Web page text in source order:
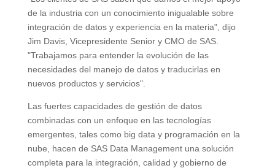
de la industria con un conocimiento inigualable sobre
integración de datos y experiencia en la materia", dijo
Jim Davis, Vicepresidente Senior y CMO de SAS.
"Trabajamos para entender la evolución de las
necesidades del manejo de datos y traducirlas en
nuevos productos y servicios".
Las fuertes capacidades de gestión de datos
combinadas con un enfoque en las tecnologías
emergentes, tales como big data y programación en la
nube, hacen de SAS Data Management una solución
completa para la integración, calidad y gobierno de